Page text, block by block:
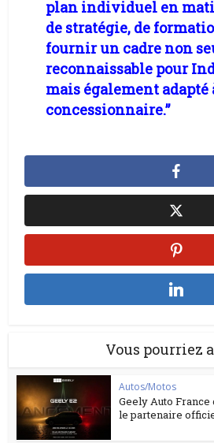
plan individuel en
de stratégie, de
fournir un cadre non
reconnaissable pour
mais également adapté
concessionnaire.”
Vous pourriez
Autos/Motos
Geely Auto
le partenaire